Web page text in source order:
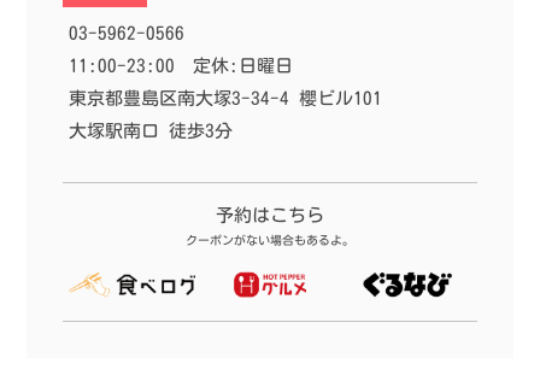
03-5962-0566
11:00-23:00
定休:日曜日
東京都豊島区南大塚3-34-4 櫻ビル101
大塚駅南口 徒歩3分
予約はこちら
クーポンがない場合もあるよ。